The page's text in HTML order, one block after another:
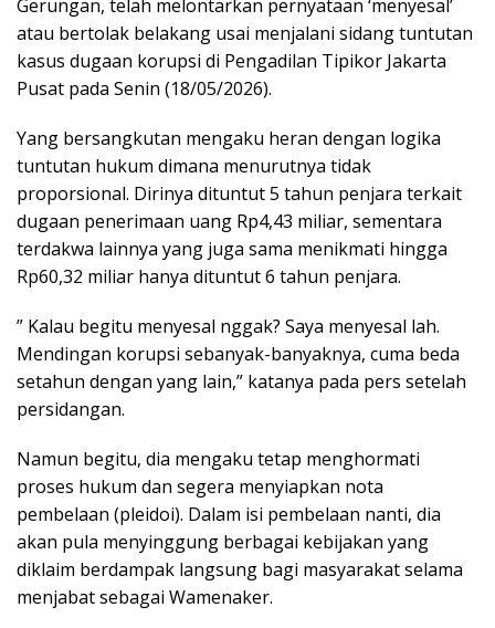
Gerungan, telah melontarkan pernyataan ‘menyesal’
atau bertolak belakang usai menjalani sidang tuntutan
kasus dugaan korupsi di Pengadilan Tipikor Jakarta
Pusat pada Senin (18/05/2026).
Yang bersangkutan mengaku heran dengan logika
tuntutan hukum dimana menurutnya tidak
proporsional. Dirinya dituntut 5 tahun penjara terkait
dugaan penerimaan uang Rp4,43 miliar, sementara
terdakwa lainnya yang juga sama menikmati hingga
Rp60,32 miliar hanya dituntut 6 tahun penjara.
” Kalau begitu menyesal nggak? Saya menyesal lah.
Mendingan korupsi sebanyak-banyaknya, cuma beda
setahun dengan yang lain,” katanya pada pers setelah
persidangan.
Namun begitu, dia mengaku tetap menghormati
proses hukum dan segera menyiapkan nota
pembelaan (pleidoi). Dalam isi pembelaan nanti, dia
akan pula menyinggung berbagai kebijakan yang
diklaim berdampak langsung bagi masyarakat selama
menjabat sebagai Wamenaker.